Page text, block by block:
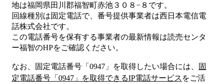
地は福岡県田川郡福智町赤池３０８−８ です。
回線種別は固定電話で、番号提供事業者は西日本電信電
話株式会社です。
この電話番号を保有する事業者の最新情報は読売センタ
ー福智のHPをご確認ください。
なお、固定電話番号「 0947 」を取得したい場合には、
固
定電話番号「 0947 」を取得できるIP電話サービス をご活